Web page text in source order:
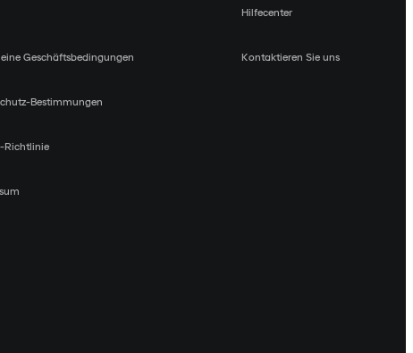
Geschäftsbedingungen
Bestimmungen
Richtlinie
Hilfecenter
Kontaktieren Sie uns